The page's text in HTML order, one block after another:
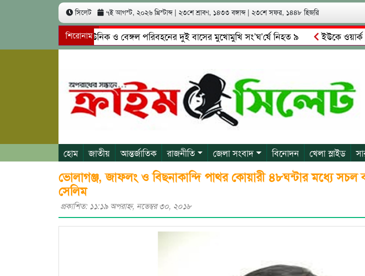
সিলেট ৭ই আগস্ট, ২০২৬ খ্রিস্টাব্দ | ২৩শে শ্রাবণ, ১৪৩৩ বঙ্গাব্দ | ২৩শে সফর, ১৪৪৮ হিজরি
শিরোনাম
সিলেটে ইউনিক ও বেঙ্গল পরিবহনের দুই বাসের মুখোমুখি সং’ঘ’র্ষে নিহত ৯ ইউকে ওয়ার্ক
গোয়াইনঘাটে প্রেমের ফাঁদে তরুণী পাচার: মাদকাসক্ত রিমালকে গ্রেপ্তারের দাবি স্থানীয়দের
হোম জাতীয় আন্তর্জাতিক রাজনীতি জেলা সংবাদ বিনোদন খেলা স্লাইড
ভোলাগঞ্জ, জাফলং ও বিছনাকান্দি পাথর কোয়ারী ৪৮ঘন্টার মধ্যে
সেলিম
প্রকাশিত: ১১:১৯ অপরাহ্ণ, নভেম্বর ৩০, ২০১৮